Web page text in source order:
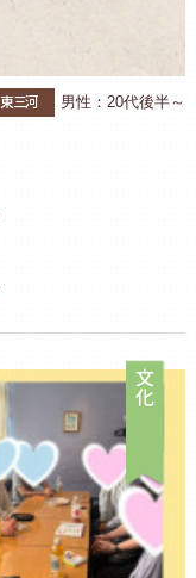
東三河
男性：20代後半～
文